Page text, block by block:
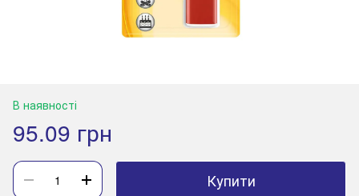
В наявності
95.09 грн
Купити